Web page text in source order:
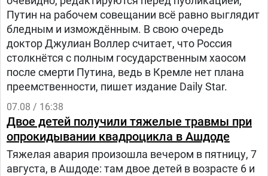
Путин на рабочем совещании всё равно выглядит
бледным и измождённым. В свою очередь
доктор Джулиан Воллер считает, что Россия
столкнётся с полным государственным хаосом
после смерти Путина, ведь в Кремле нет плана
преемственности, пишет издание Daily Star.
07.08 / 16:38
Двое детей получили тяжелые травмы при
опрокидывании квадроцикла в Ашдоде
Тяжелая авария произошла вечером в пятницу, 7
августа, в Ашдоде: там двое детей в возрасте 6 и